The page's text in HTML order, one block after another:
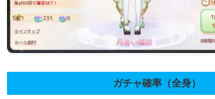
ガチャ確率（全身）